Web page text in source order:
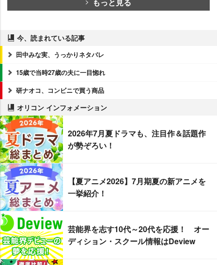
もっと見る
今、読まれている記事
田中みな実、うっかりネタバレ
15歳で当時27歳の夫に一目惚れ
研ナオコ、コンビニで買う商品
オリコン インフォメーション
2026年7月夏ドラマも、注目作＆話題作
が勢ぞろい！
【夏アニメ2026】7月期夏の新アニメを
一挙紹介！
芸能界を志す10代～20代を応援！ オー
ディション・スクール情報はDeview